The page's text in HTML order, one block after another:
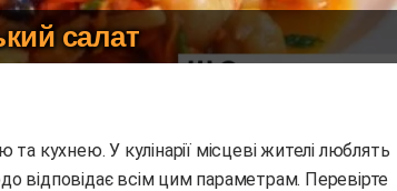
салат
відповідає всім цим параметрам. Перевірте